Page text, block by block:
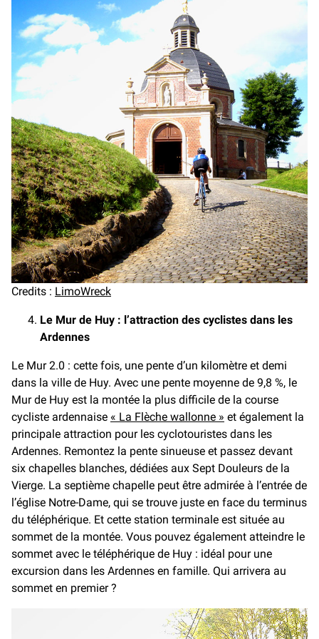
Credits : LimoWreck
Le Mur de Huy : l’attraction des cyclistes dans les
Ardennes
Le Mur 2.0 : cette fois, une pente d’un kilomètre et demi
dans la ville de Huy. Avec une pente moyenne de 9,8 %, le
Mur de Huy est la montée la plus difficile de la course
cycliste ardennaise « La Flèche wallonne » et également la
principale attraction pour les cyclotouristes dans les
Ardennes. Remontez la pente sinueuse et passez devant
six chapelles blanches, dédiées aux Sept Douleurs de la
Vierge. La septième chapelle peut être admirée à l’entrée de
l’église Notre-Dame, qui se trouve juste en face du terminus
du téléphérique. Et cette station terminale est située au
sommet de la montée. Vous pouvez également atteindre le
sommet avec le téléphérique de Huy : idéal pour une
excursion dans les Ardennes en famille. Qui arrivera au
sommet en premier ?